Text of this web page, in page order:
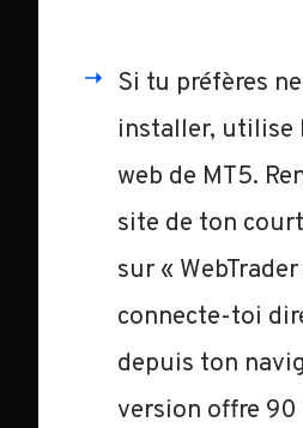
Si tu préfères
installer, utilise
web de MT5.
site de ton
sur «
connecte-toi
depuis ton
version offre 90